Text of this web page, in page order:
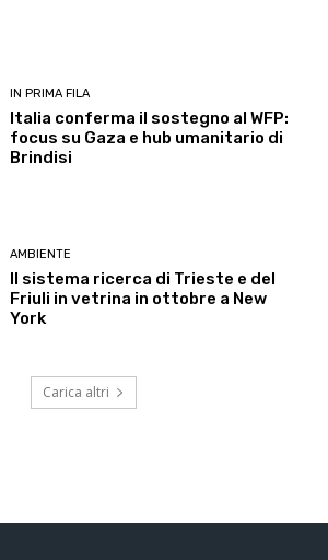
IN PRIMA FILA
Italia conferma il sostegno al WFP:
focus su Gaza e hub umanitario di
Brindisi
AMBIENTE
Il sistema ricerca di Trieste e del
Friuli in vetrina in ottobre a New
York
Carica altri